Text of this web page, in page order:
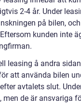
2-4 år. Under
på bilen,
kunden inte
leasing å andra
att använda bilen
avtalets slut.
men de är ansvariga